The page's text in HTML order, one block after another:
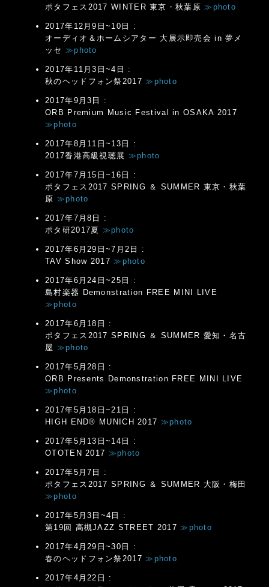
ポタフェス2017 WINTER 東京・秋葉原≫photo
2017年12月9日~10日 :
オーディオ＆ホームシアター 大展示即売会 in 夢メ
ッセ ≫photo
2017年11月3日~4日 :
秋のヘッドフォン祭2017≫photo
2017年9月3日 :
ORB Premium Music Festival in OSAKA 2017
≫photo
2017年8月11日~13日 :
2017香港高級視聴展 ≫photo
2017年7月15日~16日 :
ポタフェス2017 SPRING ＆ SUMMER 東京・秋葉
原 ≫photo
2017年7月8日 :
ポタ研2017夏 ≫photo
2017年6月29日~7月2日 :
TAV Show 2017≫photo
2017年6月24日~25日 :
島村楽器 Demonstration FREE MINI LIVE
≫photo
2017年6月18日 :
ポタフェス2017 SPRING ＆ SUMMER 愛知・名古
屋 ≫photo
2017年5月28日 :
ORB Presents Demonstration FREE MINI LIVE
≫photo
2017年5月18日~21日 :
HIGH END® MUNICH 2017 ≫photo
2017年5月13日~14日 :
OTOTEN 2017 ≫photo
2017年5月7日 :
ポタフェス2017 SPRING ＆ SUMMER 大阪・梅田
≫photo
2017年5月3日~4日 :
第19回 高槻JAZZ STREET 2017≫photo
2017年4月29日~30日 :
春のヘッドフォン祭2017≫photo
2017年4月22日 :